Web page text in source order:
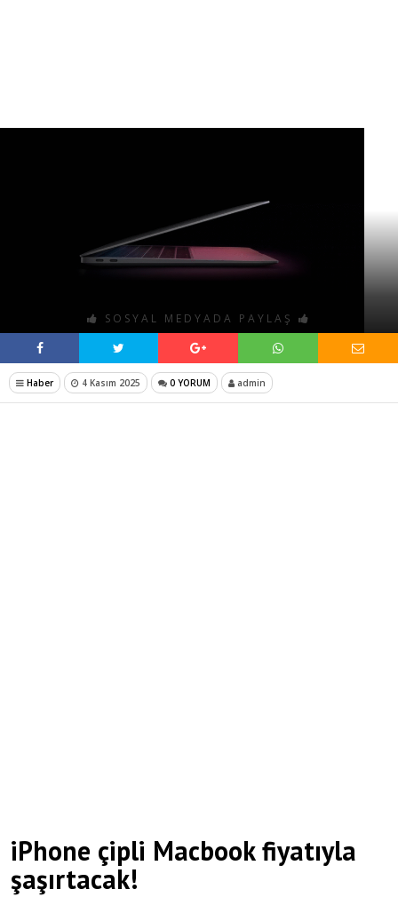
SOSYAL MEDYADA PAYLAŞ
Haber 4 Kasım 2025 0 YORUM admin
iPhone çipli Macbook fiyatıyla
şaşırtacak!